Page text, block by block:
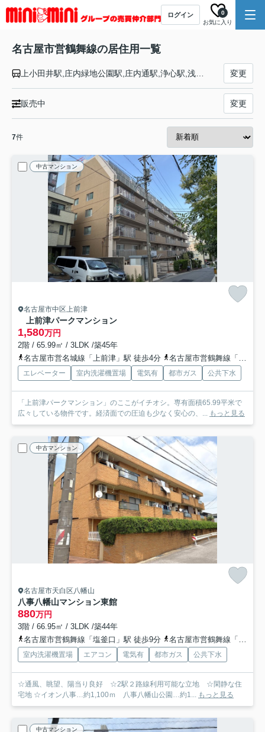
ログイン
お気に入り
0
名古屋市営鶴舞線の居住用一覧
変更
販売中 変更
7件
中古マンション
名古屋市中区上前津
上前津パークマンション
1,580万円
2階 / 65.99㎡ / 3LDK /築45年
名古屋市営名城線「上前津」駅 徒歩4分
名古屋市営鶴舞線「上前津」駅 徒歩4分
エレベーター 室内洗濯機置場 電気有 都市ガス 公共下水
「上前津パークマンション」のここがイチオシ。専有面積65.99平米で
広々している物件です。経済面での圧迫も少なく安心の、... もっと見る
中古マンション
名古屋市天白区八幡山
八事八幡山マンション東館
880万円
3階 / 66.95㎡ / 3LDK /築44年
名古屋市営鶴舞線「塩釜口」駅 徒歩9分
名古屋市営鶴舞線「八事」駅 徒歩12分
室内洗濯機置場 エアコン 電気有 都市ガス 公共下水
☆通風、眺望、陽当り良好 ☆2駅２路線利用可能な立地 ☆閑静な住
宅地 ☆イオン八事…約1,100ｍ 八事八幡山公園…約1... もっと見る
中古マンション